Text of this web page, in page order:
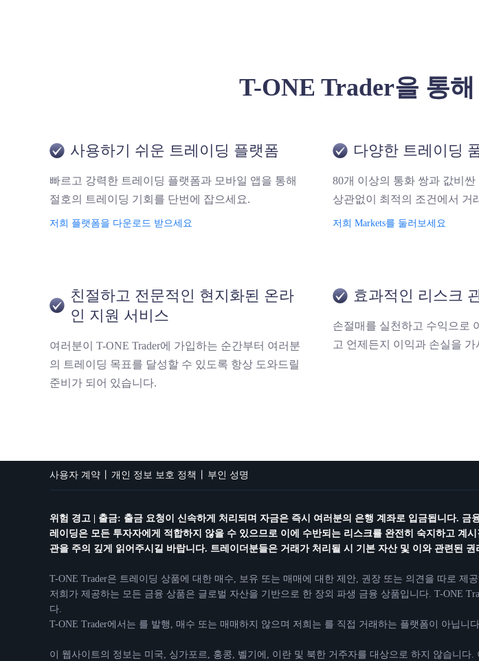
T-ONE Trader을 통
사용하기 쉬운 트레이딩 플랫폼
빠르고 강력한 트레이딩 플랫폼과 모바일 앱을 통해
절호의 트레이딩 기회를 단번에 잡으세요.
저희 플랫폼을 다운로드 받으세요
다양한 트레이딩
80개 이상의 통화 쌍과 값비
상관없이 최적의 조건에서 거
저희 Markets를 둘러보세요
친절하고 전문적인 현지화된 온라
인 지원 서비스
여러분이 T-ONE Trader에 가입하는 순간부터 여러분
의 트레이딩 목표를 달성할 수 있도록 항상 도와드릴
준비가 되어 있습니다.
효과적인 리스크
손절매를 실천하고 수익으로
고 언제든지 이익과 손실을
사용자 계약 개인 정보 보호 정책 부인 성명
위험 경고 | 출금: 출금 요청이 신속하게 처리되며 자금은 즉시 여러분의 은행 계좌로 입금됩니다.
레이딩은 모든 투자자에게 적합하지 않을 수 있으므로 이에 수반되는 리스크를 완전히 숙지하고 계
관을 주의 깊게 읽어주시길 바랍니다. 트레이더분들은 거래가 처리될 시 기본 자산 및 이와 관련된
T-ONE Trader은 트레이딩 상품에 대한 매수, 보유 또는 매매에 대한 제안, 권장 또는 의견을 따로 제
저희가 제공하는 모든 금융 상품은 글로벌 자산을 기반으로 한 장외 파생 금융 상품입니다. T-ONE
다.
T-ONE Trader에서는 를 발행, 매수 또는 매매하지 않으며 저희는 를 직접 거래하는 플랫폼이 아닙니다.
이 웹사이트의 정보는 미국, 싱가포르, 홍콩, 벨기에, 이란 및 북한 거주자를 대상으로 하지 않습니